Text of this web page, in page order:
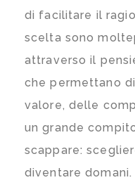
di facilitare il
scelta sono
attraverso il
che permettano
valore, delle
un grande
scappare:
diventare